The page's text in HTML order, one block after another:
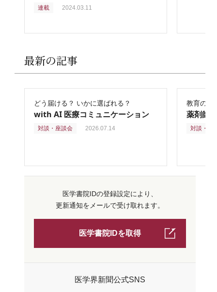
連載 2024.03.11
最新の記事
どう届ける？ いかに選ばれる？
with AI 医療コミュニケーション
対談・座談会 2026.07.14
教育の再
薬剤師
対談・座
医学書院IDの登録設定により、
更新通知をメールで受け取れます。
医学書院IDを取得
医学界新聞公式SNS